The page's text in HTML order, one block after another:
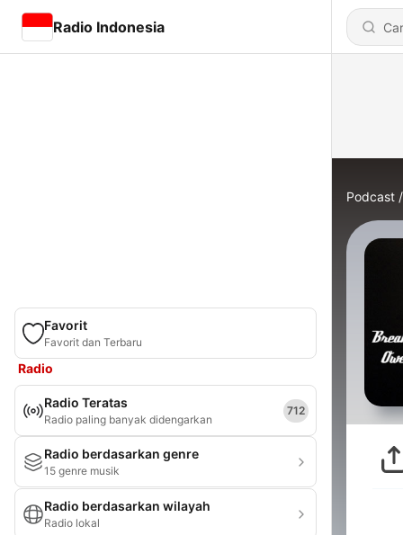
Radio Indonesia
Favorit
Favorit dan Terbaru
Radio
Radio Teratas
Radio paling banyak didengarkan
712
Radio berdasarkan genre
15 genre musik
Radio berdasarkan wilayah
Radio lokal
Podcast